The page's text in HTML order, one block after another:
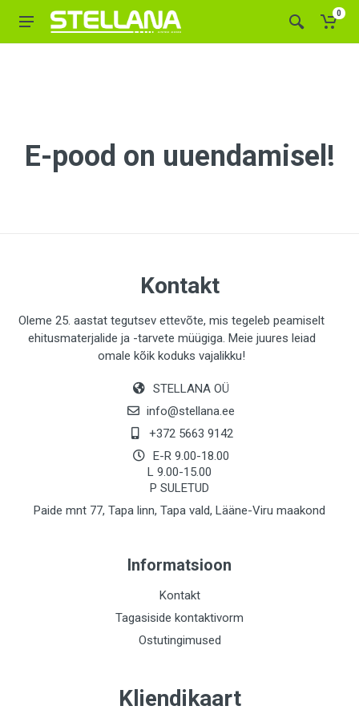
0
E-pood on uuendamisel!
Kontakt
Oleme 25. aastat tegutsev ettevõte, mis tegeleb peamiselt
ehitusmaterjalide ja -tarvete müügiga. Meie juures leiad
omale kõik koduks vajalikku!
STELLANA OÜ
info@stellana.ee
+372 5663 9142
E-R 9.00-18.00
L 9.00-15.00
P SULETUD
Paide mnt 77, Tapa linn, Tapa vald, Lääne-Viru maakond
Informatsioon
Kontakt
Tagasiside kontaktivorm
Ostutingimused
Kliendikaart